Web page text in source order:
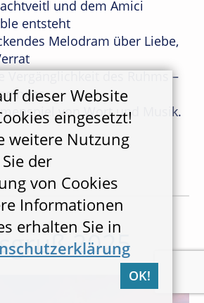
dieser Website
eingesetzt!
weitere Nutzung
der
von Cookies
Informationen
erhalten Sie in
OK!
und dem Amici
entsteht
Melodram über Liebe,
Vergänglichkeit des Ruhms –
von Wort und Musik.
2025